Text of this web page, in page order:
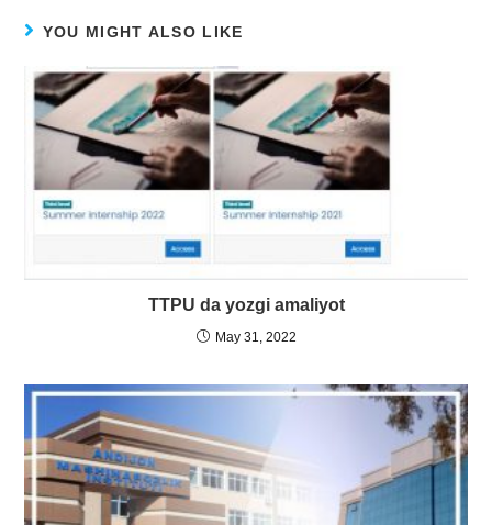
YOU MIGHT ALSO LIKE
TTPU da yozgi amaliyot
May 31, 2022